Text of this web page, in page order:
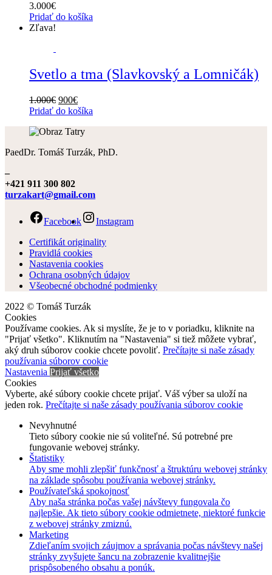
3.000€
Pridať do košíka
Zľava!
Svetlo a tma (Slavkovský a Lomničák)
1.000€ 900€
Pridať do košíka
PaedDr. Tomáš Turzák, PhD.
–
+421 911 300 802
turzakart@gmail.com
Facebook
Instagram
Certifikát originality
Pravidlá cookies
Nastavenia cookies
Ochrana osobných údajov
Všeobecné obchodné podmienky
2022 © Tomáš Turzák
Cookies
Používame cookies. Ak si myslíte, že je to v poriadku, kliknite na
"Prijať všetko". Kliknutím na "Nastavenia" si tiež môžete vybrať,
aký druh súborov cookie chcete povoliť. Prečítajte si naše zásady
používania súborov cookie
Nastavenia Prijať všetko
Cookies
Vyberte, aké súbory cookie chcete prijať. Váš výber sa uloží na
jeden rok. Prečítajte si naše zásady používania súborov cookie
Nevyhnutné
Tieto súbory cookie nie sú voliteľné. Sú potrebné pre
fungovanie webovej stránky.
Štatistiky
Aby sme mohli zlepšiť funkčnosť a štruktúru webovej stránky
na základe spôsobu používania webovej stránky.
Používateľská spokojnosť
Aby naša stránka počas vašej návštevy fungovala čo
najlepšie. Ak tieto súbory cookie odmietnete, niektoré funkcie
z webovej stránky zmiznú.
Marketing
Zdieľaním svojich záujmov a správania počas návštevy našej
stránky zvyšujete šancu na zobrazenie kvalitnejšie
prispôsobeného obsahu a ponúk.